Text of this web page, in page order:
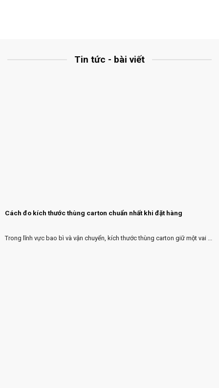
Tin tức - bài viết
Cách đo kích thước thùng carton chuẩn nhất khi đặt hàng
Trong lĩnh vực bao bì và vận chuyển, kích thước thùng carton giữ một vai ...